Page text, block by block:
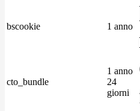
bscookie 1 anno
cto_bundle
1 anno
24
giorni